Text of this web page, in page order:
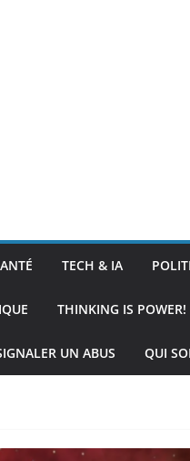
TECH & IA
THINKING IS POWER!
UN ABUS QUI